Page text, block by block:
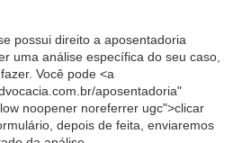
possui direito a aposentadoria
uma análise específica do seu caso,
Você pode <a
aposentadoria"
noopener noreferrer ugc">clicar
depois de feita, enviaremos